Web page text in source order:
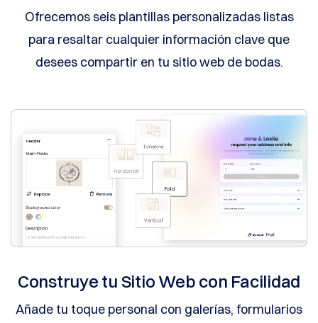
Archivos
ayuda
de
Herramientas
Soporte
Contáctenos
Tickets
de
Soporte
Reportar
abuso
Informar
de
características
Ofrecemos seis plantillas personalizadas listas
para resaltar cualquier información clave que
desees compartir en tu sitio web de bodas.
Construye tu Sitio Web con Facilidad
Añade tu toque personal con galerías, formularios